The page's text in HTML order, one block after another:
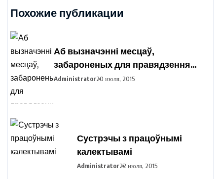
Похожие публикации
Аб вызначэнні месцаў,
забароненых для правядзення
пікетавання з мэтай збору подпісаў
Administrator20 июля, 2015
Сустрэчы з працоўнымі
калектывамі
Administrator22 июля, 2015